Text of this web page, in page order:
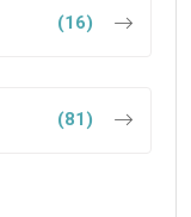
(16)
(81)